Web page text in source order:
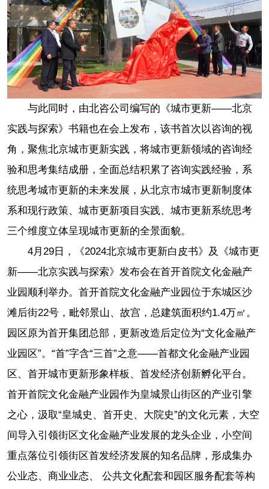
与此同时，由北咨公司编写的《城市更新——北京
实践与探索》书籍也在会上发布，该书首次以咨询的视
角，聚焦北京城市更新实践，将城市更新领域的咨询经
验和思考集结成册，全面总结积累了咨询实践经验，系
统思考城市更新的未来发展，从北京市城市更新制度体
系和现行政策、城市更新项目实践、城市更新系统思考
三个维度立体呈现城市更新的全景面貌。
4月29日，《2024北京城市更新白皮书》及《城市更
新——北京实践与探索》发布会在首开首院文化金融产
业园顺利举办。首开首院文化金融产业园位于东城区沙
滩后街22号，毗邻景山、故宫，总建筑面积约1.4万㎡。
园区原为首开集团总部，更新改造后定位为“文化金融产
业园区”。“首”字含“三首”之意——首都文化金融产业园
区、首开城市更新形象样板、首发经济创新孵化平台。
首开首院文化金融产业园作为皇城景山街区的产业引擎
之心，汲取“皇城史、首开史、大院史”的文化元素，大空
间导入引领街区文化金融产业发展的龙头企业，小空间
重点落位引领街区首发经济发展的知名品牌，形成集办
公业态、商业业态、 公共文化配套和园区服务配套等构